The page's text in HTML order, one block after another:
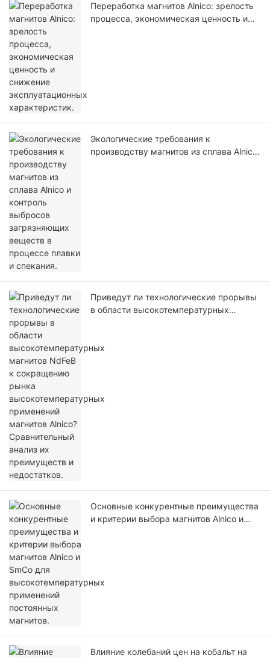
Переработка магнитов Alnico: зрелость
процесса, экономическая ценность и
Экологические требования к
производству магнитов из сплава Alnico
Приведут ли технологические прорывы
в области высокотемпературных
магнитов Alnico? Сравнительный анализ
Основные конкурентные преимущества
и критерии выбора магнитов Alnico и
Влияние колебаний цен на кобальт на